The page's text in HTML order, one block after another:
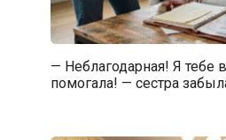
— Неблагодарная! Я тебе
помогала! — сестра